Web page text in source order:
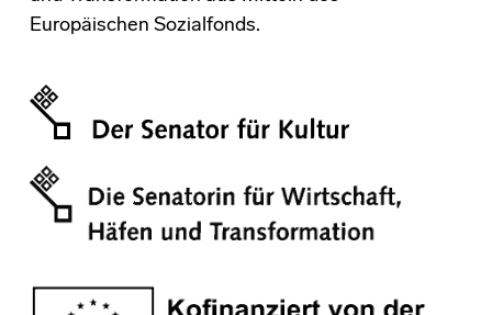
Europäischen Sozialfonds.